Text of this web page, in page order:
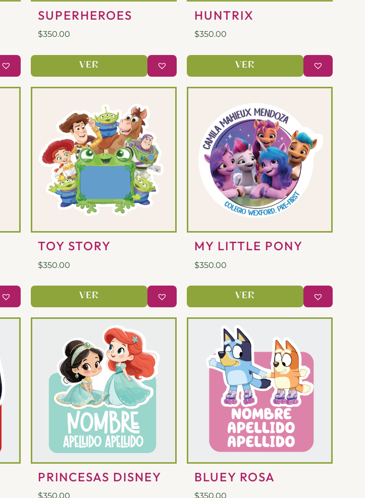
SUPERHEROES
$350.00
VER
HUNTRIX
$350.00
VER
TOY STORY
$350.00
VER
MY LITTLE PONY
$350.00
VER
PRINCESAS DISNEY
$350.00
BLUEY ROSA
$350.00